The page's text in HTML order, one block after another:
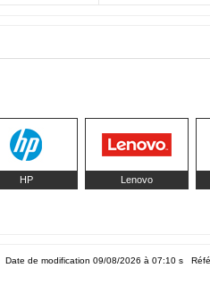
HP Lenovo
Date de modification 09/08/2026 à 07:10 s